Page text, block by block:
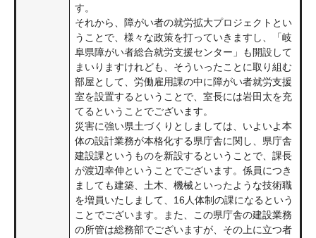
す。
それから、障がい者の就労拡大プロジェクトとい
うことで、様々な政策を打っていきますし、「岐
阜県障がい者総合就労支援センター」も開設して
まいりますけれども、そういったことに取り組む
部屋として、労働雇用課の中に障がい者就労支援
室を設置するということで、室長には岩田太を充
てるということでございます。
災害に強い県土づくりとしましては、いよいよ本
体の設計業務が本格化する県庁舎に関し、県庁舎
建設課というものを新設するということで、課長
が渡辺幸伸ということでございます。係員につき
ましても建築、土木、機械といったような技術職
を増員いたしまして、16人体制の課になるという
ことでございます。また、この県庁舎の建設業務
の所管は総務部でございますが、その上に立つ者